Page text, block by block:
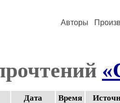
Авторы
Дата Время